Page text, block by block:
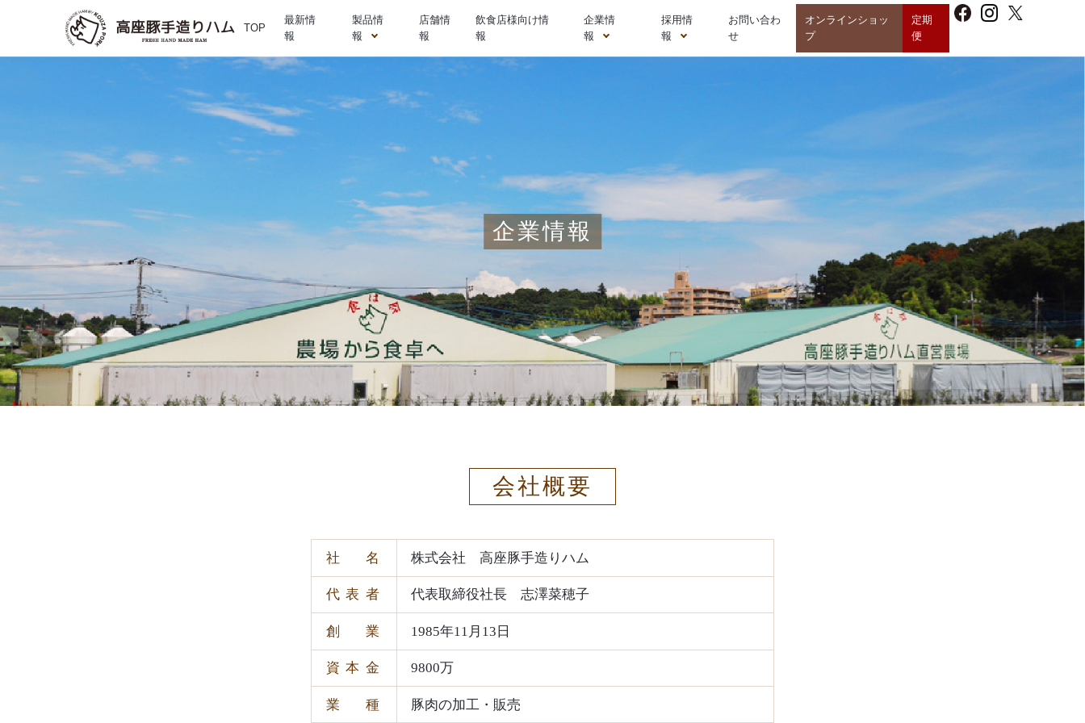
TOP
最新情
報
製品情
報
店舗情
報
飲食店様向け情
報
企業情
報
採用情
報
お問い合わ
せ
オンラインショッ
プ
定期
便
企業情報
会社概要
社名 株式会社 高座豚手造りハム
代表者 代表取締役社長 志澤菜穂子
創業 1985年11月13日
資本金 9800万
業種 豚肉の加工・販売